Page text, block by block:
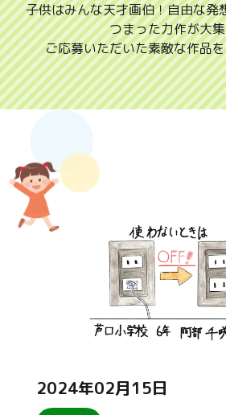
子供はみんな天才画伯！自由な発
つまった力作が大
ご応募いただいた素敵な作品
2024年02月15日